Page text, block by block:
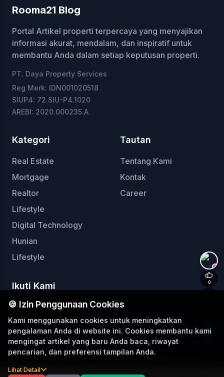
+
0
Rooma21 Blog
Portal Artikel properti terpercaya yang menyajikan
informasi akurat, mendalam, dan inspiratif untuk
membantu Anda dalam setiap keputusan properti.
PT. Daya Property Services
Reg Merk: IDN001020518
SIUP4: 72.SIU-P4.1020
AREBI: 2020.000235.A
Kategori
Real Estate
Mortgage
Realtor
Lifestyle
Digital Technology
Hunian
Lifestyle
Tautan
Tentang Kami
Kontak
Career
Ikuti Kami
© 2025 Rooma21.com. All Rights Reserved.
🍪 Izin Penggunaan Cookies
Kami menggunakan cookies untuk meningkatkan
pengalaman Anda di website ini. Cookies membantu kami
mengingat artikel yang baru Anda baca, riwayat
pencarian, dan preferensi tampilan Anda.
Lihat Detail